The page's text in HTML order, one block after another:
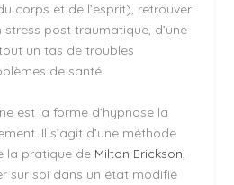
corps et de l’esprit), retrouver
stress post traumatique, d’une
un tas de troubles
de santé.
est la forme d’hypnose la
Il s’agit d’une méthode
la pratique de Milton Erickson,
sur soi dans un état modifié